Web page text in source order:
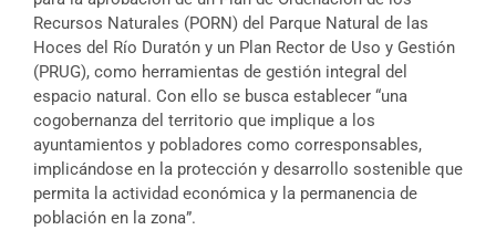
Recursos Naturales (PORN) del Parque Natural de las
Hoces del Río Duratón y un Plan Rector de Uso y Gestión
(PRUG), como herramientas de gestión integral del
espacio natural. Con ello se busca establecer “una
cogobernanza del territorio que implique a los
ayuntamientos y pobladores como corresponsables,
implicándose en la protección y desarrollo sostenible que
permita la actividad económica y la permanencia de
población en la zona”.